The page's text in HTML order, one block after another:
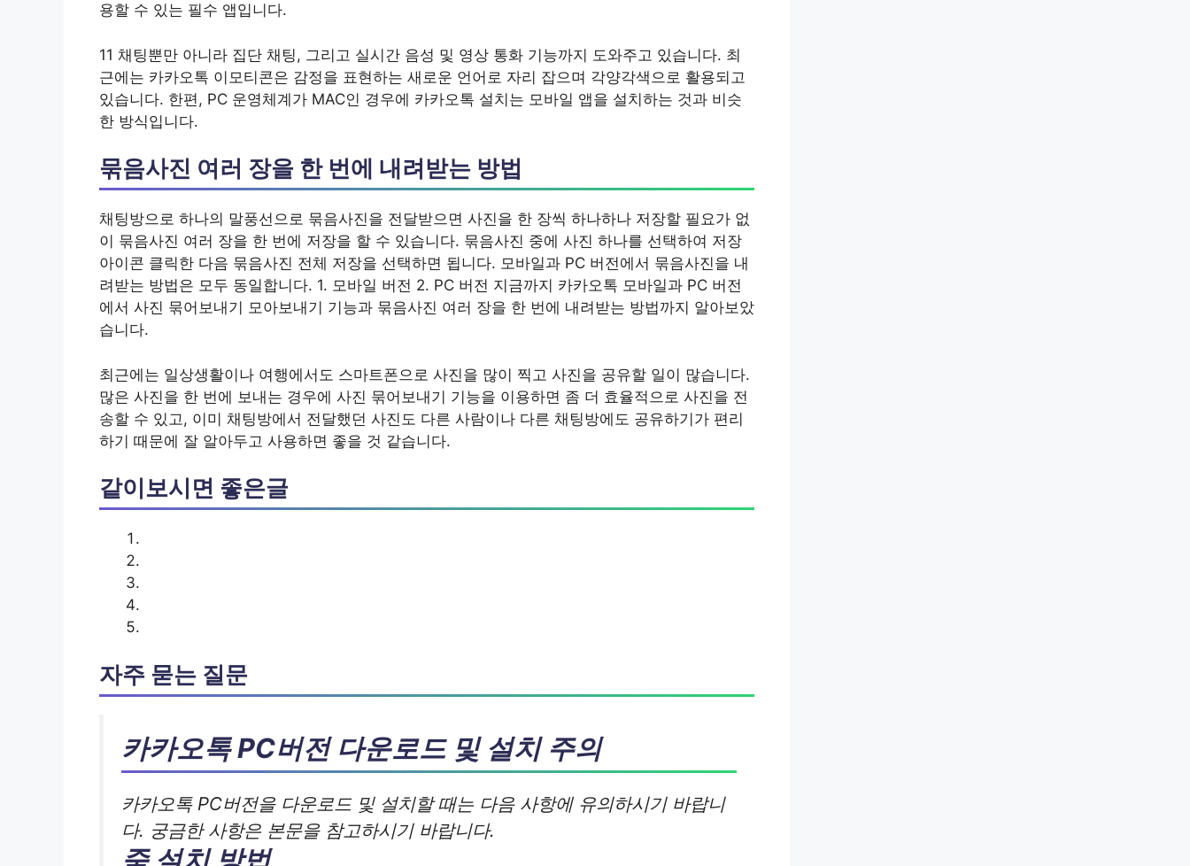
용할 수 있는 필수 앱입니다.
11 채팅뿐만 아니라 집단 채팅, 그리고 실시간 음성 및 영상 통화 기능까지 도와주고 있습니다. 최
근에는 카카오톡 이모티콘은 감정을 표현하는 새로운 언어로 자리 잡으며 각양각색으로 활용되고
있습니다. 한편, PC 운영체계가 MAC인 경우에 카카오톡 설치는 모바일 앱을 설치하는 것과 비슷
한 방식입니다.
묶음사진 여러 장을 한 번에 내려받는 방법
채팅방으로 하나의 말풍선으로 묶음사진을 전달받으면 사진을 한 장씩 하나하나 저장할 필요가 없
이 묶음사진 여러 장을 한 번에 저장을 할 수 있습니다. 묶음사진 중에 사진 하나를 선택하여 저장
아이콘 클릭한 다음 묶음사진 전체 저장을 선택하면 됩니다. 모바일과 PC 버전에서 묶음사진을 내
려받는 방법은 모두 동일합니다. 1. 모바일 버전 2. PC 버전 지금까지 카카오톡 모바일과 PC 버전
에서 사진 묶어보내기 모아보내기 기능과 묶음사진 여러 장을 한 번에 내려받는 방법까지 알아보았
습니다.
최근에는 일상생활이나 여행에서도 스마트폰으로 사진을 많이 찍고 사진을 공유할 일이 많습니다.
많은 사진을 한 번에 보내는 경우에 사진 묶어보내기 기능을 이용하면 좀 더 효율적으로 사진을 전
송할 수 있고, 이미 채팅방에서 전달했던 사진도 다른 사람이나 다른 채팅방에도 공유하기가 편리
하기 때문에 잘 알아두고 사용하면 좋을 것 같습니다.
같이보시면 좋은글
자주 묻는 질문
카카오톡 PC버전 다운로드 및 설치 주의
카카오톡 PC버전을 다운로드 및 설치할 때는 다음 사항에 유의하시기 바랍니
다. 궁금한 사항은 본문을 참고하시기 바랍니다.
줌 설치 방법